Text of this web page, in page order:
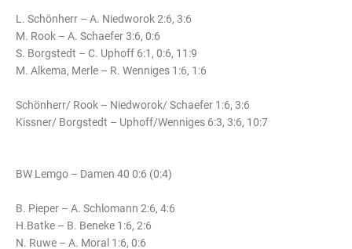
L. Schönherr – A. Niedworok 2:6, 3:6
M. Rook – A. Schaefer 3:6, 0:6
S. Borgstedt – C. Uphoff 6:1, 0:6, 11:9
M. Alkema, Merle – R. Wenniges 1:6, 1:6
Schönherr/ Rook – Niedworok/ Schaefer 1:6, 3:6
Kissner/ Borgstedt – Uphoff/Wenniges 6:3, 3:6, 10:7
BW Lemgo – Damen 40 0:6 (0:4)
B. Pieper – A. Schlomann 2:6, 4:6
H.Batke – B. Beneke 1:6, 2:6
N. Ruwe – A. Moral 1:6, 0:6